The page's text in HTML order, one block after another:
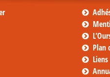
Plan